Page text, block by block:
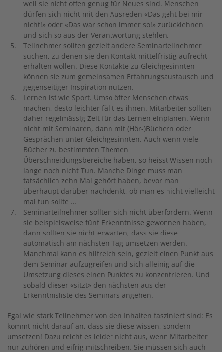
weil sie nicht offen genug für Neues sind. Menschen
dürfen sich nicht mit den Ausreden «Das geht bei mir
nicht!» oder «Das war schon immer so!» zurücklehnen
und sich so aus der Verantwortung stehlen.
Teilnehmer sollten gezielt andere Seminarteilnehmer
suchen, zu denen sie den Kontakt mittelfristig aufrecht
erhalten wollen. Diese Kontakte zu Gleichgesinnten
können sie zum gemeinsamen Erfahrungsaustausch und
gegenseitiger Inspiration nutzen.
Lernen ist wie Sport. Umso öfter Menschen etwas
machen, desto leichter fällt es ihnen. Mitarbeiter sollten
daher regelmässig Zeit für das Lernen einplanen. Wenn
nicht mit Seminaren, dann mit (Hör-)Büchern oder
Gesprächen unter Gleichgesinnten. Auch wenn viele
Bücher zu bestimmten Themen
Überschneidungsbereiche haben, so heisst Wissen noch
lange noch nicht Tun. Manche Dinge muss man
tatsächlich zehn Mal gehört haben, bevor man
überhaupt darüber nachdenkt, ob man es nicht vielleicht
mal tun sollte …
Seminarteilnehmer sollten sich nicht überfordern. Wenn
sie beispielsweise fünf Erkenntnisse gewonnen haben,
dann sollten sie nicht erwarten, dass sie diese
automatisch am nächsten Tag umsetzen werden.
Manchmal kann es hilfreich sein, gezielt einen Punkt aus
dem Seminar aufzugreifen und sich alleinig auf die
Umsetzung dieses einen Punktes zu konzentrieren. Und
sobald dieser «sitzt» den nächsten aus der
Erkenntnisliste des Seminars angehen.
Egal wie stark Teilnehmer von den Inhalten fasziniert sind: Es
kommt nicht darauf an, dass sie diese wissen, sondern
umsetzen! Dazu reicht es leider nicht aus, wenn Mitarbeiter
nur zuhören und eifrig mitschreiben. Sie müssen sich auch